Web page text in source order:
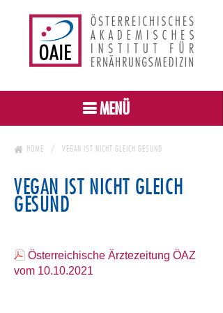
MENÜ
HOME VEGAN IST NICHT GLEICH GESUND
VEGAN IST NICHT GLEICH
GESUND
Österreichische Ärztezeitung ÖAZ
vom 10.10.2021